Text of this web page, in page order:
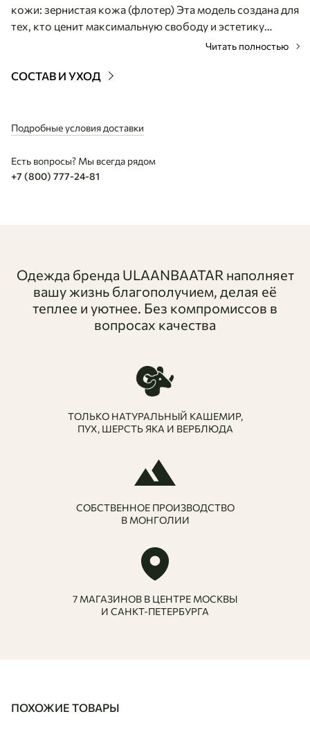
кожи: зернистая кожа (флотер) Эта модель создана для
тех, кто ценит максимальную свободу и эстетику
минимализма. Невесомый аксессуар из отборной
рисунком практически не ощущается при носке,
благородное происхождение материала. Плоский
отделением с аккуратной декоративной прошивкой,
что позволяет держать телефон,документы и ключи
самостоятельного акцента поверх легкого трикотажа.
Читать полностью
СОСТАВ И УХОД
Подробные условия доставки
Есть вопросы? Мы всегда рядом
+7 (800) 777-24-81
Одежда бренда ULAANBAATAR наполняет
вашу жизнь благополучием, делая её
теплее и уютнее. Без компромиссов в
вопросах качества
ТОЛЬКО НАТУРАЛЬНЫЙ КАШЕМИР,
ПУХ, ШЕРСТЬ ЯКА И ВЕРБЛЮДА
СОБСТВЕННОЕ ПРОИЗВОДСТВО
В МОНГОЛИИ
7 МАГАЗИНОВ В ЦЕНТРЕ МОСКВЫ
И САНКТ-ПЕТЕРБУРГА
ПОХОЖИЕ ТОВАРЫ